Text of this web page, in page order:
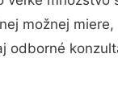
možnej
odborné